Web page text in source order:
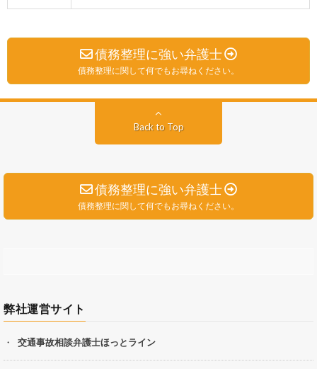
債務整理に強い弁護士
債務整理に関して何でもお尋ねください。
Back to Top
債務整理に強い弁護士
債務整理に関して何でもお尋ねください。
弊社運営サイト
交通事故相談弁護士ほっとライン